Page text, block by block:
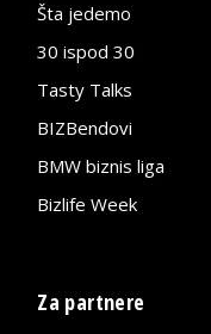
Šta jedemo
30 ispod 30
Tasty Talks
BIZBendovi
BMW biznis liga
Bizlife Week
Za partnere